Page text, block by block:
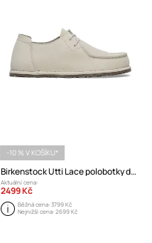
-10 % V KOŠÍKU*
Birkenstock Utti Lace polobotky dámské semišové
Aktuální cena:
2499 Kč
Běžná cena:3799 Kč
Nejnižší cena:2699 Kč